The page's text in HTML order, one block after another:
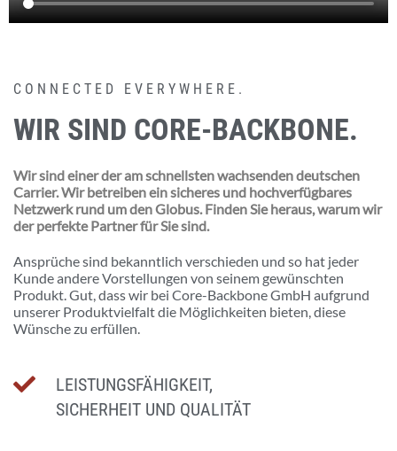
CONNECTED EVERYWHERE.
WIR SIND CORE-BACKBONE.
Wir sind einer der am schnellsten wachsenden deutschen
Carrier. Wir betreiben ein sicheres und hochverfügbares
Netzwerk rund um den Globus. Finden Sie heraus, warum wir
der perfekte Partner für Sie sind.
Ansprüche sind bekanntlich verschieden und so hat jeder
Kunde andere Vorstellungen von seinem gewünschten
Produkt. Gut, dass wir bei Core-Backbone GmbH aufgrund
unserer Produktvielfalt die Möglichkeiten bieten, diese
Wünsche zu erfüllen.
LEISTUNGSFÄHIGKEIT,
SICHERHEIT UND QUALITÄT